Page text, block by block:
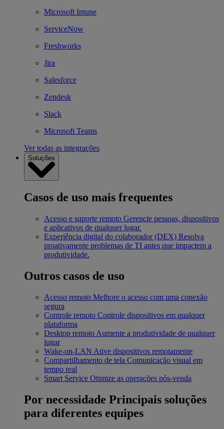
Microsoft Intune
ServiceNow
Freshworks
Jira
Salesforce
Zendesk
Slack
Microsoft Teams
Ver todas as integrações
Soluções
Casos de uso mais frequentes
Acesso e suporte remoto Gerencie pessoas, dispositivos
e aplicativos de qualquer lugar.
Experiência digital do colaborador (DEX) Resolva
proativamente problemas de TI antes que impactem a
produtividade.
Outros casos de uso
Acesso remoto Melhore o acesso com uma conexão
segura
Controle remoto Controle dispositivos em qualquer
plataforma
Desktop remoto Aumente a produtividade de qualquer
lugar
Wake-on-LAN Ative dispositivos remotamente
Compartilhamento de tela Comunicação visual em
tempo real
Smart Service Otimize as operações pós-venda
Por necessidade Principais soluções
para diferentes equipes